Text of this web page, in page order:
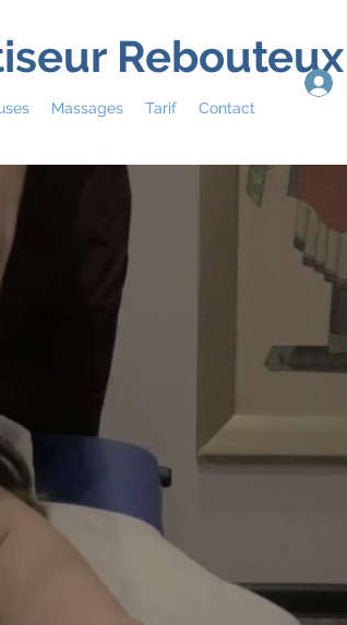
Massages Tarif Contact
Rebouteux